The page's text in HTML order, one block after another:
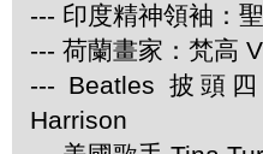
--- 印度精神領袖：
--- 荷蘭畫家：梵高
--- Beatles 披頭
Harrison